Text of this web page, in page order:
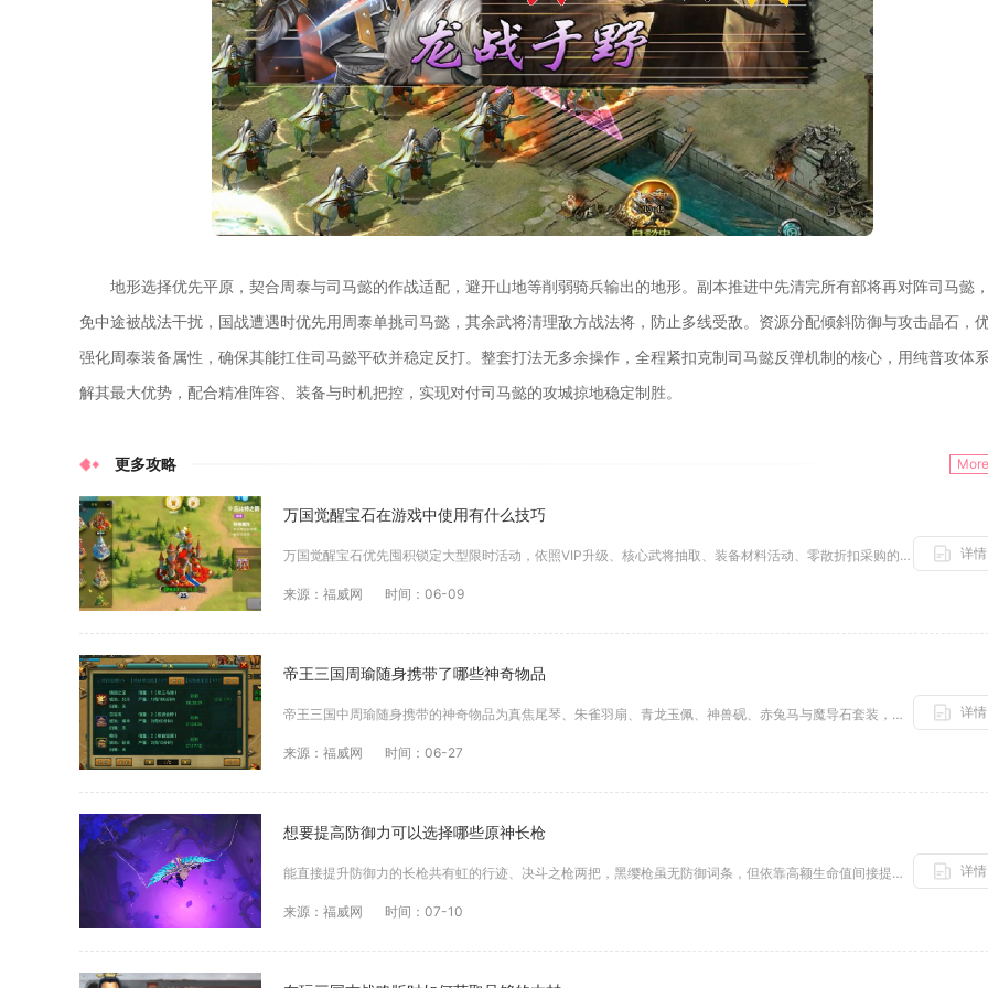
地形选择优先平原，契合周泰与司马懿的作战适配，避开山地等削弱骑兵输出的地形。副本推进中先清完所有部将再对阵司马懿
免中途被战法干扰，国战遭遇时优先用周泰单挑司马懿，其余武将清理敌方战法将，防止多线受敌。资源分配倾斜防御与攻击晶石，
强化周泰装备属性，确保其能扛住司马懿平砍并稳定反打。整套打法无多余操作，全程紧扣克制司马懿反弹机制的核心，用纯普攻体
解其最大优势，配合精准阵容、装备与时机把控，实现对付司马懿的攻城掠地稳定制胜。
更多攻略
万国觉醒宝石在游戏中使用有什么技巧
万国觉醒宝石优先囤积锁定大型限时活动，依照VIP升级、核心武将抽取、装备材料活动、零散折扣采购的顺序消耗，避开直接兑换资...
来源：福威网 时间：06-09
详情
帝王三国周瑜随身携带了哪些神奇物品
帝王三国中周瑜随身携带的神奇物品为真焦尾琴、朱雀羽扇、青龙玉佩、神兽砚、赤兔马与魔导石套装，这套组合围绕其智将定位，将火...
来源：福威网 时间：06-27
详情
想要提高防御力可以选择哪些原神长枪
能直接提升防御力的长枪共有虹的行迹、决斗之枪两把，黑缨枪虽无防御词条，但依靠高额生命值间接提升生存容错，是堆防御体系角色...
来源：福威网 时间：07-10
详情